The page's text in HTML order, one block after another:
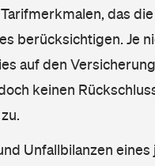
das
berücksichtigen. Je
auf den
keinen
Unfallbilanzen